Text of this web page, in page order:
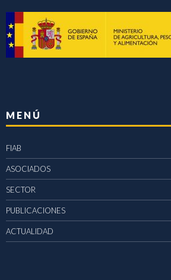
MENÚ
FIAB
ASOCIADOS
SECTOR
PUBLICACIONES
ACTUALIDAD